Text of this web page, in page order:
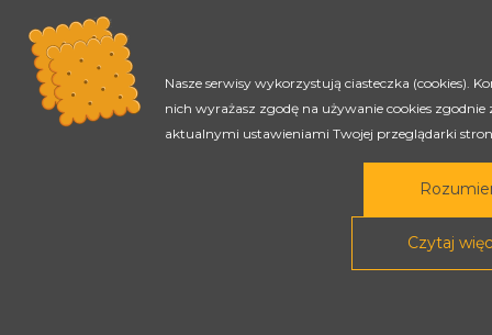
Nasze serwisy wykorzystują ciasteczka (cookies).
nich wyrażasz zgodę na używanie cookies zgodnie
aktualnymi ustawieniami Twojej przeglądarki
Czytaj
Treści tej strony dostępne są na licencji
Creative Commons Uznanie autorstwa - Na tych samych
warunkach 4.0 Międzynarodowe